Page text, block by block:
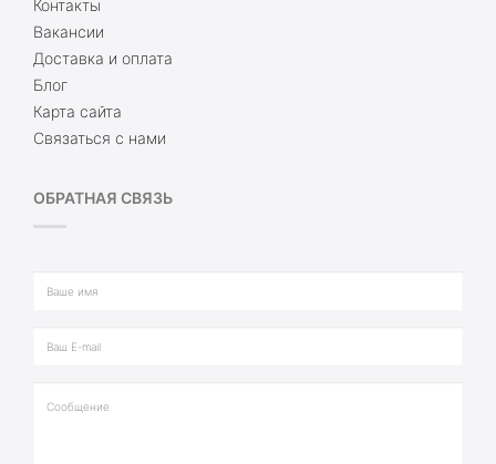
Контакты
Вакансии
Доставка и оплата
Блог
Карта сайта
Связаться с нами
ОБРАТНАЯ СВЯЗЬ